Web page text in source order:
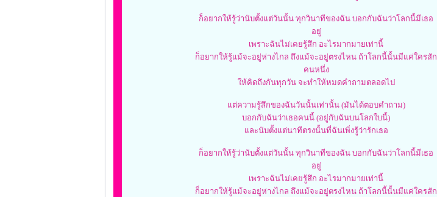
ก็อยากให้รู้ว่านับตั้งแต่วันนั้น ทุกวินาทีของฉัน บอกกับฉันว่าโลกนี้มีเธอ
อยู่
เพราะฉันไม่เคยรู้สึก อะไรมากมายเท่านี้
ก็อยากให้รู้แม้จะอยู่ห่างไกล ถึงแม้จะอยู่ตรงไหน ถ้าโลกนี้นั้นมีแค่ใครสัก
คนหนึ่ง
ให้คิดถึงกันทุกวัน จะทำให้หมดคำถามตลอดไป
แต่ความรู้สึกของฉันวันนั้นเท่านั้น (มันได้ตอบคำถาม)
บอกกับฉันว่าเธอคนนี้ (อยู่กับฉันบนโลกใบนี้)
และนับตั้งแต่นาทีตรงนั้นที่ฉันเพิ่งรู้ว่­ารักเธอ
ก็อยากให้รู้ว่านับตั้งแต่วันนั้น ทุกวินาทีของฉัน บอกกับฉันว่าโลกนี้มีเธอ
อยู่
เพราะฉันไม่เคยรู้สึก อะไรมากมายเท่านี้
ก็อยากให้รู้แม้จะอยู่ห่างไกล ถึงแม้จะอยู่ตรงไหน ถ้าโลกนี้นั้นมีแค่ใครสัก